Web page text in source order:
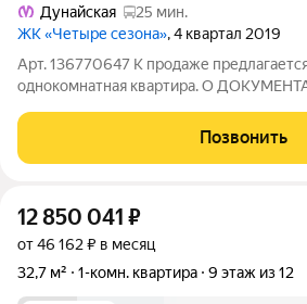
Дунайская
25 мин.
ЖК «Четыре сезона», 4 квартал 2019
Арт. 136770647 К продаже
однокомнатная квартира. О
договоре. Один взрослый собственник.
сделку. О КВАРТИРЕ: Квартира
Позвонить
12 850 041 ₽
от 46 162 ₽ в месяц
32,7 м²
1-комн. квартира 9 этаж из 12